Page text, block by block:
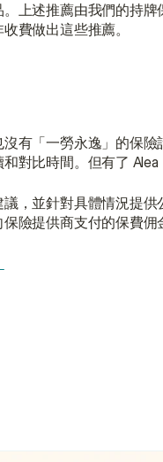
上述推薦由我們的持
費做出這些推薦。
有「一勞永逸」的保
對比時間。但有了
，並針對具體情況提
險提供商支付的保費佣